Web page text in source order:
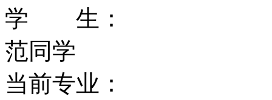
地理位置
伯恩茅斯位于英格兰的
学 生：
范同学
当前专业：